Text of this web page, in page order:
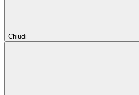
Chiudi